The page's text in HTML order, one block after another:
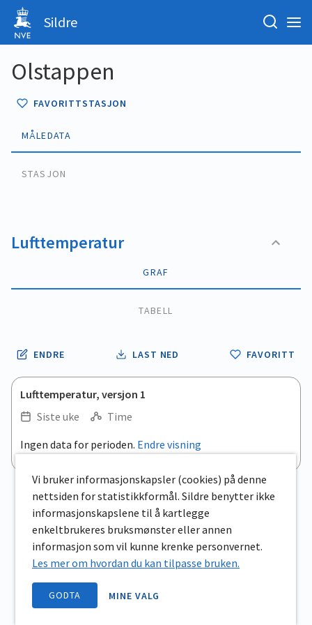
Sildre
Olstappen
FAVORITTSTASJON
MÅLEDATA
STASJON
Lufttemperatur
GRAF
TABELL
ENDRE LAST NED FAVORITT
Lufttemperatur, versjon 1
Siste uke
Time
Ingen data for perioden. Endre visning
Vi bruker informasjonskapsler (cookies) på denne
nettsiden for statistikkformål. Sildre benytter ikke
informasjonskapslene til å kartlegge
enkeltbrukeres bruksmønster eller annen
informasjon som vil kunne krenke personvernet.
Les mer om hvordan du kan tilpasse bruken.
GODTA MINE VALG